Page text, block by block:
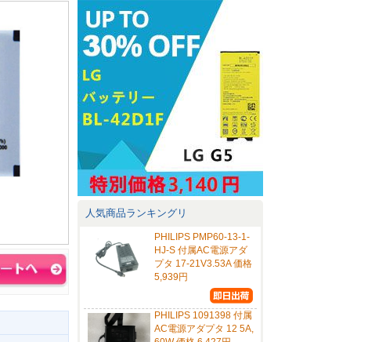
人気商品ランキングリ
PHILIPS PMP60-13-1-
HJ-S 付属AC電源アダ
プタ 17-21V3.53A 価格
5,939円
PHILIPS 1091398 付属
AC電源アダプタ 12 5A,